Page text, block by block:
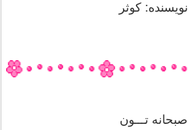
نویسنده: کوثر
صبحانه تـــون